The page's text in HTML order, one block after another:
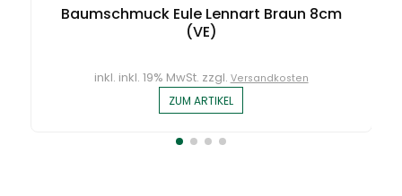
Baumschmuck Eule Lennart Braun 8cm
(VE)
inkl. inkl. 19% MwSt. zzgl. Versandkosten
ZUM ARTIKEL